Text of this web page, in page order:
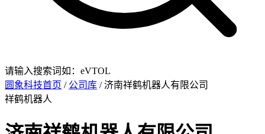
请输入搜索词如：eVTOL
圆象科技首页 / 公司库 / 济南祥鹤机器人有限公司
祥鹤机器人